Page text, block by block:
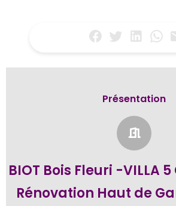
Présentation
BIOT Bois Fleuri -VILLA 5
Rénovation Haut de